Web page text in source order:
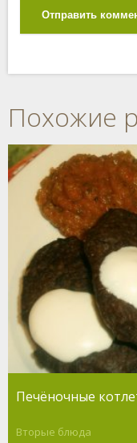
Отправить
Похожие
Печёночные
Вторые блюда